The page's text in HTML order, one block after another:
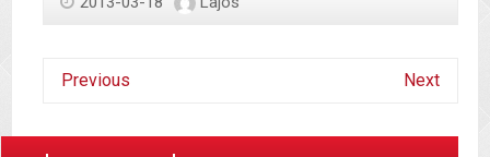
Previous Next